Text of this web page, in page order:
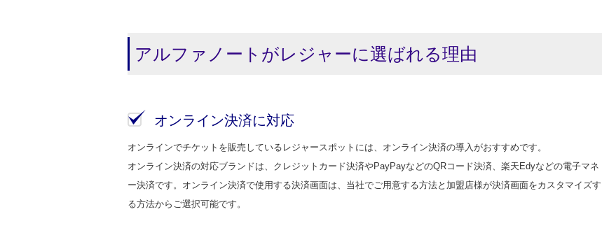
アルファノートがレジャーに選ばれる理由
オンライン決済に対応
オンラインでチケットを販売しているレジャースポットには、オンライン決済の導入がおすすめです。
オンライン決済の対応ブランドは、クレジットカード決済やPayPayなどのQRコード決済、楽天Edyなどの電子マネ
ー決済です。オンライン決済で使用する決済画面は、当社でご用意する方法と加盟店様が決済画面をカスタマイズす
る方法からご選択可能です。